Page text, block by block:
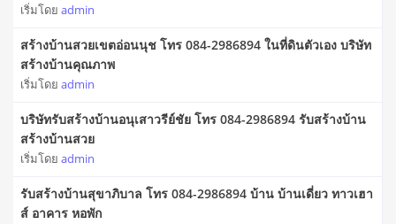
เริ่มโดย admin
สร้างบ้านสวยเขตอ่อนนุช โทร 084-2986894 ในที่ดินตัวเอง บริษัท
สร้างบ้านคุณภาพ
เริ่มโดย admin
บริษัทรับสร้างบ้านอนุเสาวรีย์ชัย โทร 084-2986894 รับสร้างบ้าน
สร้างบ้านสวย
เริ่มโดย admin
รับสร้างบ้านสุขาภิบาล โทร 084-2986894 บ้าน บ้านเดี่ยว ทาวเฮา
ส์ อาคาร หอพัก